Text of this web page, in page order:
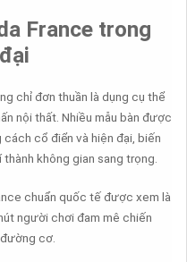
France trong
chỉ đơn thuần là dụng cụ thể
nội thất. Nhiều mẫu bàn được
cổ điển và hiện đại, biến
không gian sang trọng.
chuẩn quốc tế được xem là
người chơi đam mê chiến
cơ.